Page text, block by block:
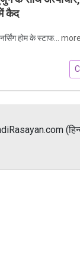
कैद
होम के स्टाफ... more